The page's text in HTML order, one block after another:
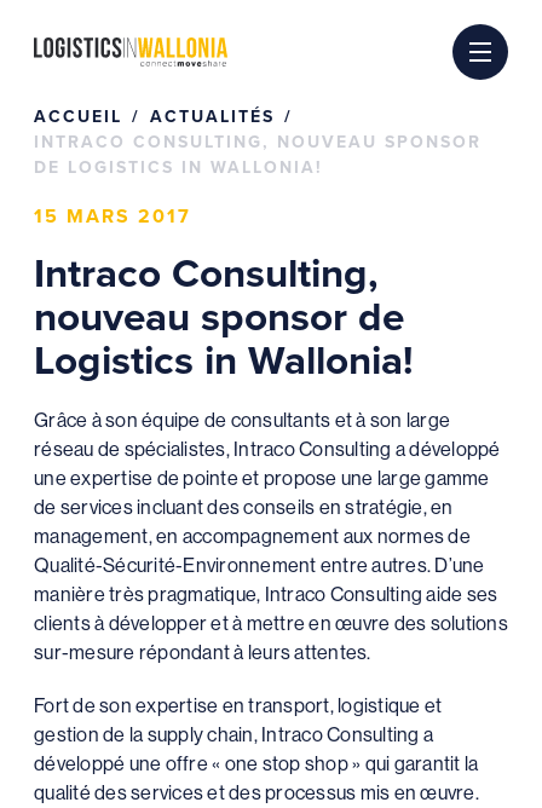
ACCUEIL
ACTUALITÉS
INTRACO CONSULTING, NOUVEAU SPONSOR
DE LOGISTICS IN WALLONIA!
15 MARS 2017
Intraco Consulting,
nouveau sponsor de
Logistics in Wallonia!
Grâce à son équipe de consultants et à son large
réseau de spécialistes, Intraco Consulting a développé
une expertise de pointe et propose une large gamme
de services incluant des conseils en stratégie, en
management, en accompagnement aux normes de
Qualité-Sécurité-Environnement entre autres. D’une
manière très pragmatique, Intraco Consulting aide ses
clients à développer et à mettre en œuvre des solutions
sur-mesure répondant à leurs attentes.
Fort de son expertise en transport, logistique et
gestion de la supply chain, Intraco Consulting a
développé une offre « one stop shop » qui garantit la
qualité des services et des processus mis en œuvre.